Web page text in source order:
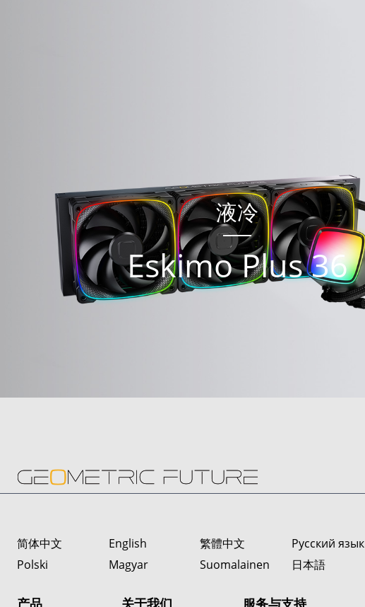
液冷
Eskimo Plus 36
简体中文
English 繁體中文 Русский язык
Polski
Magyar Suomalainen 日本語
产品 关于我们 服务与支持